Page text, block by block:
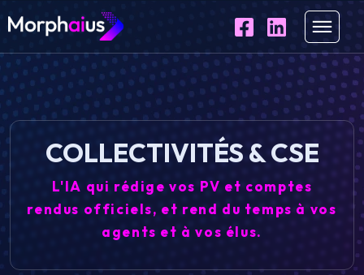
COLLECTIVITÉS & CSE
L'IA qui rédige vos PV et comptes
rendus officiels, et rend du temps à vos
agents et à vos élus.